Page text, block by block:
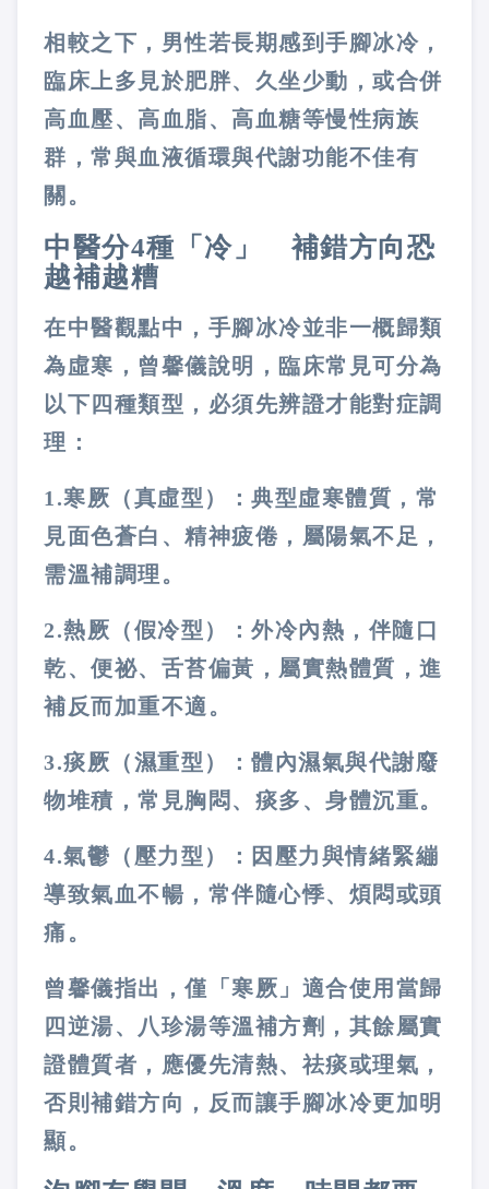
相較之下，男性若長期感到手腳冰冷，
臨床上多見於肥胖、久坐少動，或合併
高血壓、高血脂、高血糖等慢性病族
群，常與血液循環與代謝功能不佳有
關。
中醫分4種「冷」 補錯方向恐
越補越糟
在中醫觀點中，手腳冰冷並非一概歸類
為虛寒，曾馨儀說明，臨床常見可分為
以下四種類型，必須先辨證才能對症調
理：
1.寒厥（真虛型）：典型虛寒體質，常
見面色蒼白、精神疲倦，屬陽氣不足，
需溫補調理。
2.熱厥（假冷型）：外冷內熱，伴隨口
乾、便祕、舌苔偏黃，屬實熱體質，進
補反而加重不適。
3.痰厥（濕重型）：體內濕氣與代謝廢
物堆積，常見胸悶、痰多、身體沉重。
4.氣鬱（壓力型）：因壓力與情緒緊繃
導致氣血不暢，常伴隨心悸、煩悶或頭
痛。
曾馨儀指出，僅「寒厥」適合使用當歸
四逆湯、八珍湯等溫補方劑，其餘屬實
證體質者，應優先清熱、祛痰或理氣，
否則補錯方向，反而讓手腳冰冷更加明
顯。